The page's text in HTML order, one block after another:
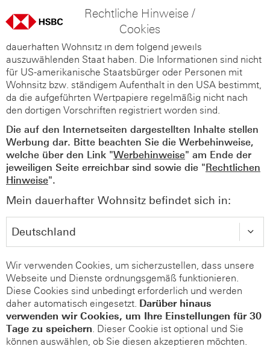
Rechtliche Hinweise /
Cookies
Diese Webseiten richten sich nur an Personen, die ihren
dauerhaften Wohnsitz in dem folgend jeweils
auszuwählenden Staat haben. Die Informationen sind nicht
für US-amerikanische Staatsbürger oder Personen mit
Wohnsitz bzw. ständigem Aufenthalt in den USA bestimmt,
da die aufgeführten Wertpapiere regelmäßig nicht nach
den dortigen Vorschriften registriert worden sind.
Die auf den Internetseiten dargestellten Inhalte stellen
Werbung dar. Bitte beachten Sie die Werbehinweise,
welche über den Link "Werbehinweise" am Ende der
jeweiligen Seite erreichbar sind sowie die "Rechtlichen
Hinweise".
Mein dauerhafter Wohnsitz befindet sich in:
Wir verwenden Cookies, um sicherzustellen, dass unsere
Webseite und Dienste ordnungsgemäß funktionieren.
Diese Cookies sind unbedingt erforderlich und werden
daher automatisch eingesetzt. Darüber hinaus
verwenden wir Cookies, um Ihre Einstellungen für 30
Tage zu speichern. Dieser Cookie ist optional und Sie
können auswählen, ob Sie diesen akzeptieren möchten.